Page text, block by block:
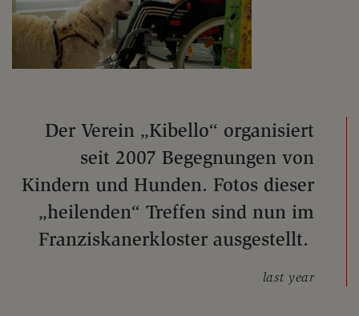
Der Verein „Kibello“ organisiert
seit 2007 Begegnungen von
Kindern und Hunden. Fotos dieser
„heilenden“ Treffen sind nun im
Franziskanerkloster ausgestellt.
last year